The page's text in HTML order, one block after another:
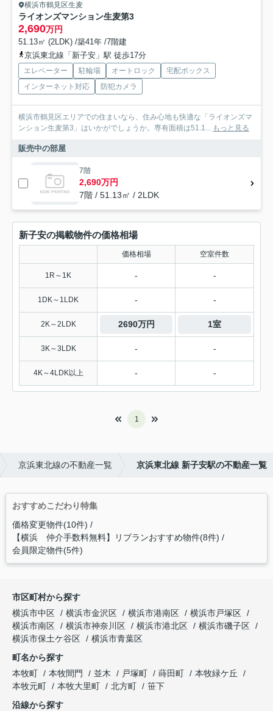
横浜市鶴見区生麦
ライオンズマンション生麦第3
2,690万円
51.13㎡ (2LDK) /築41年 /7階建
京浜東北線「新子安」駅 徒歩17分
エレベーター 駐輪場 オートロック
宅配ボックス
インターネット対応
防犯カメラ
横浜市鶴見区エリアでの住まいなら、住み心地も快適な「ライオンズマ
ンション生麦第3」はいかがでしょうか。専有面積は51.1... もっと見る
販売中の部屋
7階
2,690万円
7階 / 51.13㎡ / 2LDK
新子安の掲載物件の価格相場
価格相場 空室件数
1R～1K - -
1DK～1LDK - -
2K～2LDK 2690万円 1室
3K～3LDK - -
4K～4LDK以上 - -
1
京浜東北線の不動産一覧 京浜東北線 新子安駅の不動産一覧
おすすめこだわり特集
価格変更物件(10件)
【横浜 仲介手数料無料】リブランおすすめ物件(8件)
会員限定物件(5件)
市区町村から探す
横浜市中区
横浜市金沢区 横浜市港南区
横浜市戸塚区
横浜市南区
横浜市神奈川区 横浜市港北区
横浜市磯子区
横浜市保土ケ谷区
横浜市青葉区
町名から探す
本牧町
本牧間門 並木 戸塚町 蒔田町
本牧緑ケ丘
本牧元町
本牧大里町 北方町
笹下
沿線から探す